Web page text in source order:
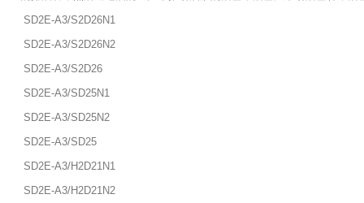
SD2E-A3/S2D26N1
SD2E-A3/S2D26N2
SD2E-A3/S2D26
SD2E-A3/SD25N1
SD2E-A3/SD25N2
SD2E-A3/SD25
SD2E-A3/H2D21N1
SD2E-A3/H2D21N2